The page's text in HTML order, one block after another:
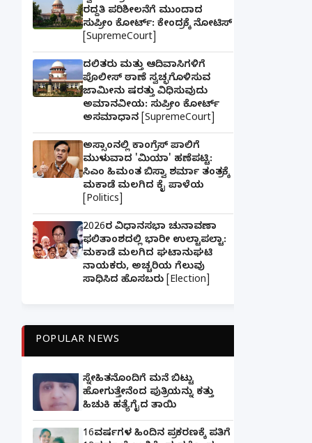
ರದ್ದತಿ ಪರಿಶೀಲನೆಗೆ ಮುಂದಾದ
ಸುಪ್ರೀಂ ಕೋರ್ಟ್: ಕೇಂದ್ರಕ್ಕೆ ನೋಟಿಸ್
[SupremeCourt]
ದಲಿತರು ಮತ್ತು ಆದಿವಾಸಿಗಳಿಗೆ
ಪೊಲೀಸ್ ಠಾಣೆ ಸ್ವಚ್ಛಗೊಳಿಸುವ
ಜಾಮೀನು ಷರತ್ತು ವಿಧಿಸುವುದು
ಅಮಾನವೀಯ: ಸುಪ್ರೀಂ ಕೋರ್ಟ್
ಅಸಮಾಧಾನ [SupremeCourt]
ಅಸ್ಸಾಂನಲ್ಲಿ ಕಾಂಗ್ರೆಸ್ ಪಾಲಿಗೆ
ಮುಳುವಾದ 'ಮಿಯಾ' ಹಣೆಪಟ್ಟಿ:
ಸಿಎಂ ಹಿಮಂತ ಬಿಸ್ವಾ ಶರ್ಮಾ ತಂತ್ರಕ್ಕೆ
ಮಕಾಡೆ ಮಲಗಿದ ಕೈ ಪಾಳೆಯ
[Politics]
2026ರ ವಿಧಾನಸಭಾ ಚುನಾವಣಾ
ಫಲಿತಾಂಶದಲ್ಲಿ ಭಾರೀ ಉಲ್ಟಾಪಲ್ಟಾ:
ಮಕಾಡೆ ಮಲಗಿದ ಘಟಾನುಘಟಿ
ನಾಯಕರು, ಅಚ್ಚರಿಯ ಗೆಲುವು
ಸಾಧಿಸಿದ ಹೊಸಬರು [Election]
POPULAR NEWS
ಸ್ನೇಹಿತನೊಂದಿಗೆ ಮನೆ ಬಿಟ್ಟು
ಹೋಗುತ್ತೇನೆಂದ ಪುತ್ರಿಯನ್ನು ಕತ್ತು
ಹಿಚುಕಿ ಹತ್ಯೆಗೈದ ತಾಯಿ
16ವರ್ಷಗಳ ಹಿಂದಿನ ಪ್ರಕರಣಕ್ಕೆ ಪತಿಗೆ